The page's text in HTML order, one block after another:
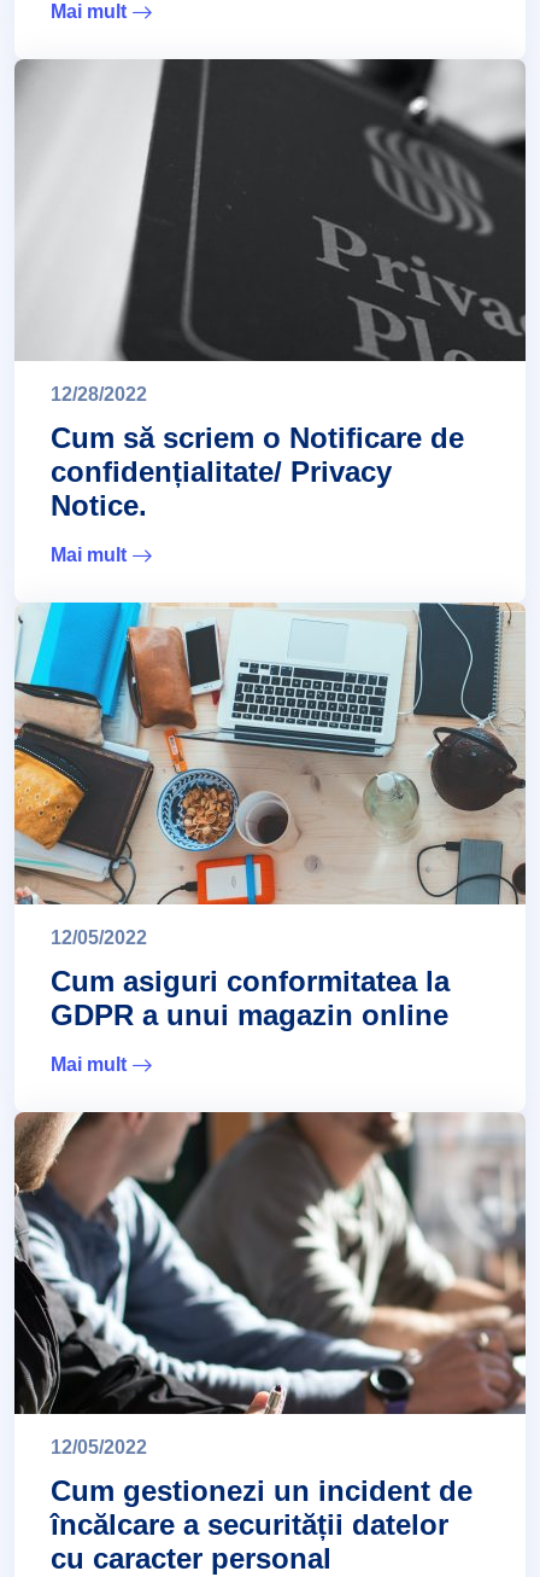
Mai mult
12/28/2022
Cum să scriem o Notificare de
confidențialitate/ Privacy
Notice.
Mai mult
12/05/2022
Cum asiguri conformitatea la
GDPR a unui magazin online
Mai mult
12/05/2022
Cum gestionezi un incident de
încălcare a securității datelor
cu caracter personal